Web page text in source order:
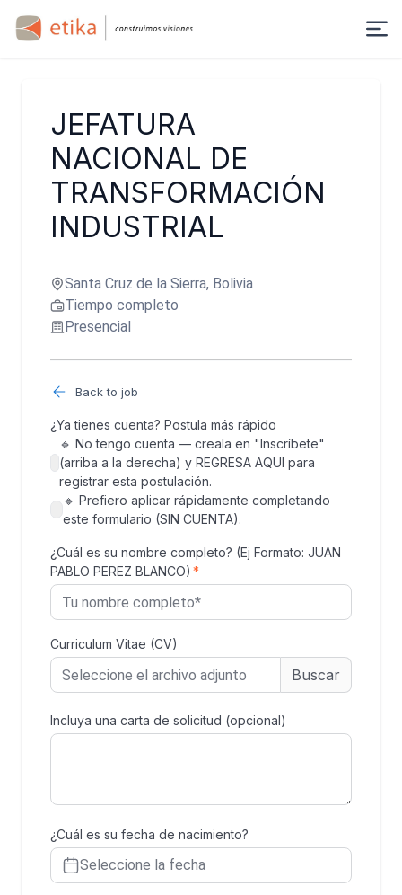
JEFATURA
NACIONAL DE
TRANSFORMACIÓN
INDUSTRIAL
Santa Cruz de la Sierra, Bolivia
Tiempo completo
Presencial
Back to job